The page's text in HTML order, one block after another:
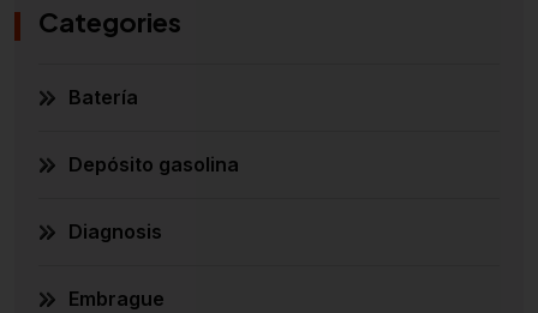
Categories
Batería
Depósito gasolina
Diagnosis
Embrague